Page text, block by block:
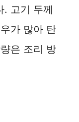
. 고기 두께
가 많아 탄
은 조리 방